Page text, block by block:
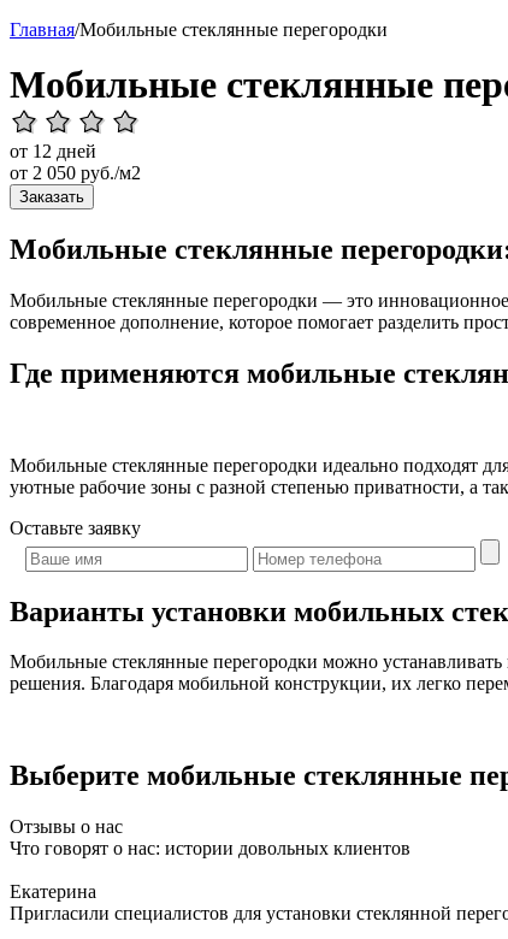
Главная/Мобильные стеклянные перегородки
Мобильные стеклянные
от 12 дней
от 2 050 руб./м2
Заказать
Мобильные стеклянные
Мобильные стеклянные перегородки — это
современное дополнение, которое помогает разделить
Где применяются мобильные
Мобильные стеклянные перегородки идеально подходят
уютные рабочие зоны с разной степенью приватности, а
Оставьте заявку
Варианты установки мобильных
Мобильные стеклянные перегородки можно устанавливать
решения. Благодаря мобильной конструкции, их легко
Выберите мобильные стеклянные
Отзывы о нас
Что говорят о нас: истории довольных клиентов
Екатерина
Пригласили специалистов для установки стеклянной